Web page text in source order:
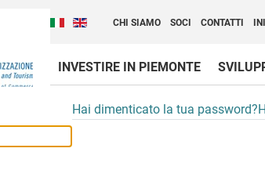
Italiano (Italia)
English (United Kingdom)
CHI SIAMO SOCI CONTATTI
INVESTIRE IN PIEMONTE
Hai dimenticato la tua password?